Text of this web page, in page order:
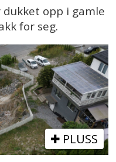
opp i gamle
for seg.
PLUSS